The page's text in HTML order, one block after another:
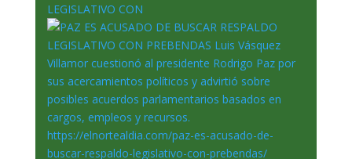
LEGISLATIVO CON